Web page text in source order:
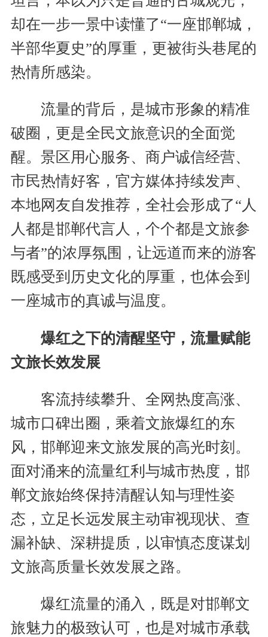
却在一步一景中读懂了“一座邯郸城，
半部华夏史”的厚重，更被街头巷尾的
热情所感染。
流量的背后，是城市形象的精准
破圈，更是全民文旅意识的全面觉
醒。景区用心服务、商户诚信经营、
市民热情好客，官方媒体持续发声、
本地网友自发推荐，全社会形成了“人
人都是邯郸代言人，个个都是文旅参
与者”的浓厚氛围，让远道而来的游客
既感受到历史文化的厚重，也体会到
一座城市的真诚与温度。
爆红之下的清醒坚守，流量赋能
文旅长效发展
客流持续攀升、全网热度高涨、
城市口碑出圈，乘着文旅爆红的东
风，邯郸迎来文旅发展的高光时刻。
面对涌来的流量红利与城市热度，邯
郸文旅始终保持清醒认知与理性姿
态，立足长远发展主动审视现状、查
漏补缺、深耕提质，以审慎态度谋划
文旅高质量长效发展之路。
爆红流量的涌入，既是对邯郸文
旅魅力的极致认可，也是对城市承载